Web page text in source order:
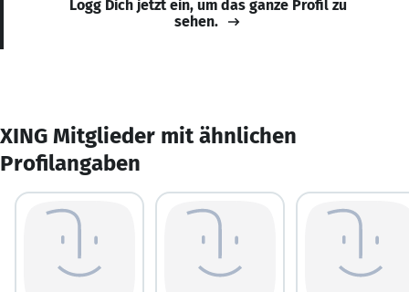
Logg Dich jetzt ein, um das ganze Profil zu
sehen.
XING Mitglieder mit ähnlichen
Profilangaben